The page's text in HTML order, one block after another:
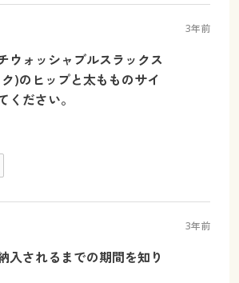
3年前
ウォッシャブルスラックス
)のヒップと太もものサイ
ください。
3年前
入されるまでの期間を知り